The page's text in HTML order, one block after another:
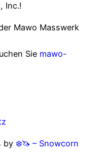
Inc.!
Mawo Masswerk
Sie mawo-
by ❄️🦄 – Snowcorn